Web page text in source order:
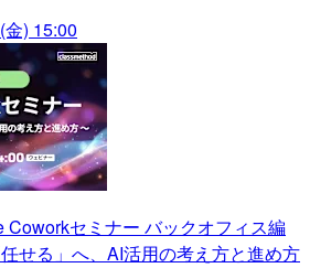
) 15:00
Coworkセミナー バックオフィス編
せる」へ、AI活用の考え方と進め方